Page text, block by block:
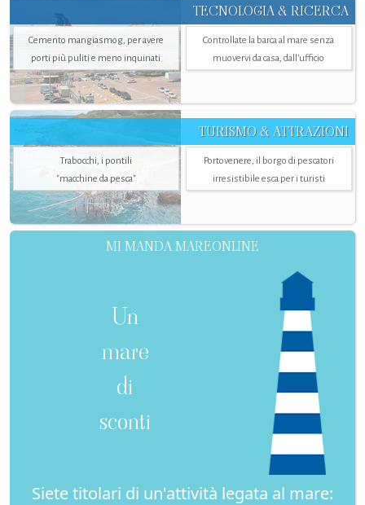
TECNOLOGIA & RICERCA
Cemento mangiasmog, per avere
porti più puliti e meno inquinati
Controllate la barca al mare senza
muovervi da casa, dall’ufficio
TURISMO & ATTRAZIONI
Trabocchi, i pontili
"macchine da pesca"
Portovenere, il borgo di pescatori
irresistibile esca per i turisti
MI MANDA MAREONLINE
Un
mare
di
sconti
Siete titolari di un'attività legata al mare: